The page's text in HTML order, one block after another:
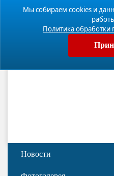
Новости
Мы собираем cookies и
Политика